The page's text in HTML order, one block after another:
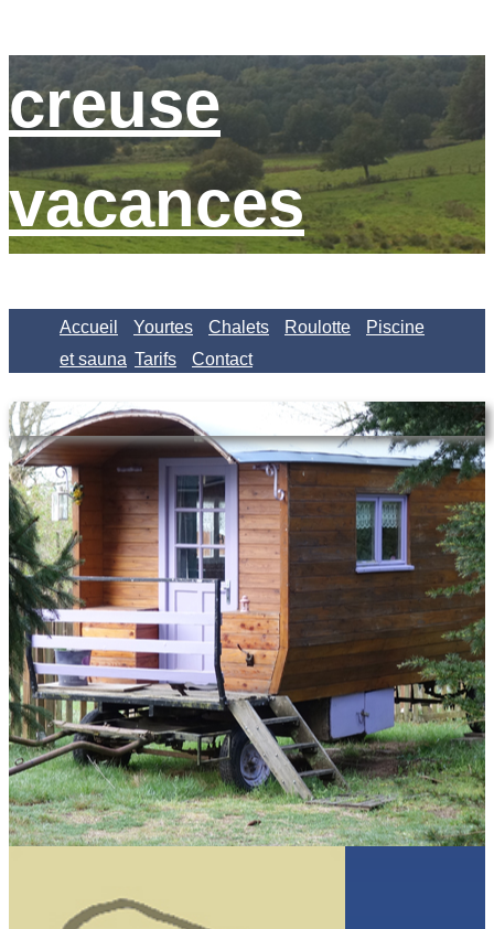
creuse
vacances
Accueil Yourtes Chalets Roulotte
Piscine
et sauna Tarifs Contact